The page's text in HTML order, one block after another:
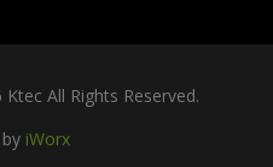
All Rights Reserved.
iWorx